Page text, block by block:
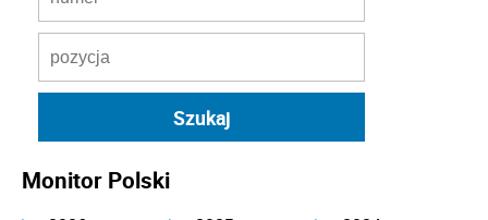
Monitor Polski